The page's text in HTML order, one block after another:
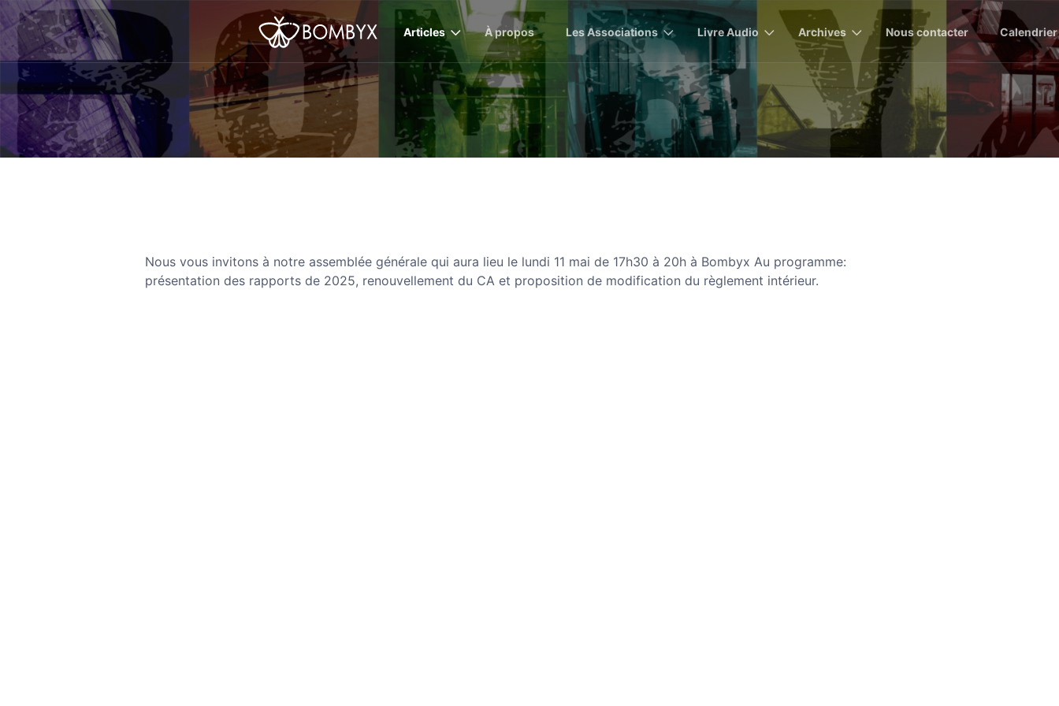
Articles À propos Les Associations Livre Audio Archives Nous contacter Calendrier
Nous vous invitons à notre assemblée générale qui aura lieu le lundi 11 mai de 17h30 à 20h à Bombyx Au programme:
présentation des rapports de 2025, renouvellement du CA et proposition de modification du règlement intérieur.